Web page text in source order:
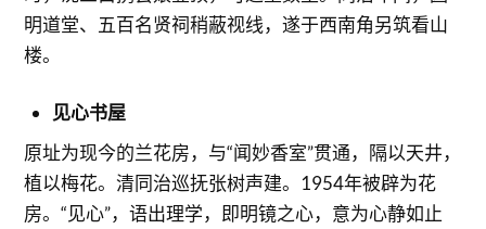
明道堂、五百名贤祠稍蔽视线，遂于西南角另筑看山
楼。
见心书屋
原址为现今的兰花房，与“闻妙香室”贯通，隔以天井，
植以梅花。清同治巡抚张树声建。1954年被辟为花
房。“见心”，语出理学，即明镜之心，意为心静如止